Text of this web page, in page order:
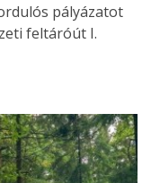
pályázatot
feltáróút I.